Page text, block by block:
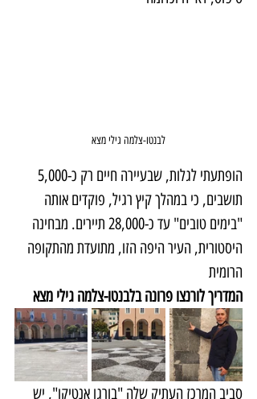
לבנטו-צלמה גילי מצא
תושבים, כי במהלך קיץ רגיל, פוקדים אותה
"בימים טובים" עד כ-28,000 תיירים. מבחינה
היסטורית, העיר היפה הזו, מתועדת מהתקופה
הרומית
המדריך לורנצו פרונה בלבנטו-צלמה גילי מצא
סביב המרכז העתיק שלה "בורגו אנטיקו", יש